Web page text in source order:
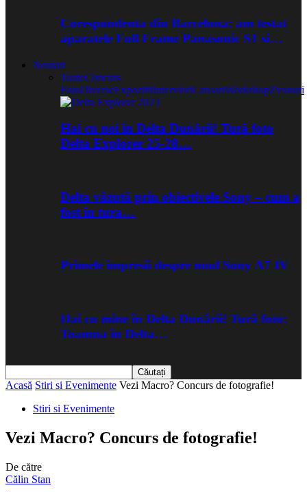
Corespondenta din Barcelona: am testat
aparatele Full Frame Panasonic S1 si…
Noutati
ToateConcurs
FotoDiverseExpozitiiInterviuriLansariWorkshopZvonuri
Hai cu noi în Delta Dunării! Tură foto
Delta Explorer 25-28…
Delta văzută prin obiectivele Sony – cum a
fost în tura…
Primele impresii despre noul Sony A7 IV
Hai cu mine în Delta Dunării! Tură foto:
Toamna în Delta…
Acasă Stiri si Evenimente Vezi Macro? Concurs de fotografie!
Stiri si Evenimente
Vezi Macro? Concurs de fotografie!
De către
Călin Stan